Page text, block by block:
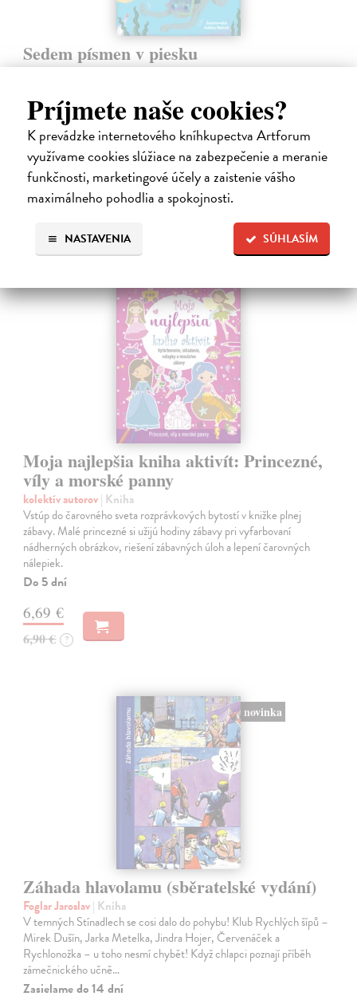
Príjmete naše cookies?
K prevádzke internetového kníhkupectva Artforum
využívame cookies slúžiace na zabezpečenie a meranie
funkčnosti, marketingové účely a zaistenie vášho
maximálneho pohodlia a spokojnosti.
SÚHLASÍM
NASTAVENIA
Sedem písmen v piesku
Hlušíková Marta| Kniha
Anabela pri mori spoznávajú svojráznych Chrtovcov, natrafia na
usušenú jaštericu, zaujmú ich Uwe a Hans, ktorí sú takmer celé dni
zahrabaní…
Na sklade
14,20 €
Moja najlepšia kniha aktivít: Princezné,
víly a morské panny
kolektív autorov| Kniha
Vstúp do čarovného sveta rozprávkových bytostí v knižke plnej
zábavy. Malé princezné si užijú hodiny zábavy pri vyfarbovaní
nádherných obrázkov, riešení zábavných úloh a lepení čarovných
nálepiek.
Do 5 dní
6,69 €
6,90 € ?
novinka
Záhada hlavolamu (sběratelské vydání)
Foglar Jaroslav| Kniha
V temných Stínadlech se cosi dalo do pohybu! Klub Rychlých šípů –
Mirek Dušín, Jarka Metelka, Jindra Hojer, Červenáček a
Rychlonožka – u toho nesmí chybět! Když chlapci poznají příběh
zámečnického učně…
Zasielame do 14 dní